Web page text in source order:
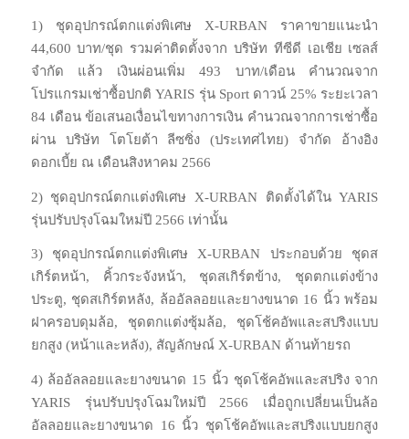
1) ชุดอุปกรณ์ตกแต่งพิเศษ X-URBAN ราคาขายแนะนำ
44,600 บาท/ชุด รวมค่าติดตั้งจาก บริษัท ทีซีดี เอเชีย เซลส์
จำกัด แล้ว เงินผ่อนเพิ่ม 493 บาท/เดือน คำนวณจาก
โปรแกรมเช่าซื้อปกติ YARIS รุ่น Sport ดาวน์ 25% ระยะเวลา
84 เดือน ข้อเสนอเงื่อนไขทางการเงิน คำนวณจากการเช่าซื้อ
ผ่าน บริษัท โตโยต้า ลีซซิ่ง (ประเทศไทย) จำกัด อ้างอิง
ดอกเบี้ย ณ เดือนสิงหาคม 2566
2) ชุดอุปกรณ์ตกแต่งพิเศษ X-URBAN ติดตั้งได้ใน YARIS
รุ่นปรับปรุงโฉมใหม่ปี 2566 เท่านั้น
3) ชุดอุปกรณ์ตกแต่งพิเศษ X-URBAN ประกอบด้วย ชุดส
เกิร์ตหน้า, คิ้วกระจังหน้า, ชุดสเกิร์ตข้าง, ชุดตกแต่งข้าง
ประตู, ชุดสเกิร์ตหลัง, ล้ออัลลอยและยางขนาด 16 นิ้ว พร้อม
ฝาครอบดุมล้อ, ชุดตกแต่งซุ้มล้อ, ชุดโช้คอัพและสปริงแบบ
ยกสูง (หน้าและหลัง), สัญลักษณ์ X-URBAN ด้านท้ายรถ
4) ล้ออัลลอยและยางขนาด 15 นิ้ว ชุดโช้คอัพและสปริง จาก
YARIS รุ่นปรับปรุงโฉมใหม่ปี 2566 เมื่อถูกเปลี่ยนเป็นล้อ
อัลลอยและยางขนาด 16 นิ้ว ชุดโช้คอัพและสปริงแบบยกสูง